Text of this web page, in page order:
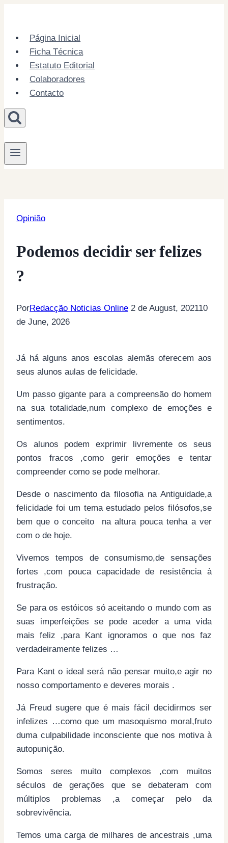
contentPágina Inicial
Ficha Técnica
Estatuto Editorial
Colaboradores
Contacto
Opinião
Podemos decidir ser felizes
?
PorRedacção Noticias Online 2 de August, 202110
de June, 2026
Já há alguns anos escolas alemãs oferecem aos
seus alunos aulas de felicidade.
Um passo gigante para a compreensão do homem
na sua totalidade,num complexo de emoções e
sentimentos.
Os alunos podem exprimir livremente os seus
pontos fracos ,como gerir emoções e tentar
compreender como se pode melhorar.
Desde o nascimento da filosofia na Antiguidade,a
felicidade foi um tema estudado pelos filósofos,se
bem que o conceito na altura pouca tenha a ver
com o de hoje.
Vivemos tempos de consumismo,de sensações
fortes ,com pouca capacidade de resistência à
frustração.
Se para os estóicos só aceitando o mundo com as
suas imperfeições se pode aceder a uma vida
mais feliz ,para Kant ignoramos o que nos faz
verdadeiramente felizes …
Para Kant o ideal será não pensar muito,e agir no
nosso comportamento e deveres morais .
Já Freud sugere que é mais fácil decidirmos ser
infelizes …como que um masoquismo moral,fruto
duma culpabilidade inconsciente que nos motiva à
autopunição.
Somos seres muito complexos ,com muitos
séculos de gerações que se debateram com
múltiplos problemas ,a começar pelo da
sobrevivência.
Temos uma carga de milhares de ancestrais ,uma